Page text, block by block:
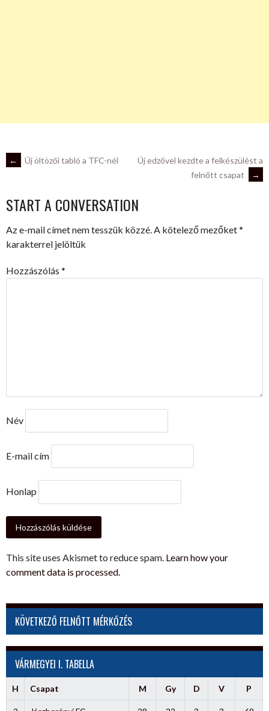
POST
NAVIGATION
← Új öltözői tabló a TFC-nél
Új edzővel kezdte a felkészülést a
felnőtt csapat
→
START A CONVERSATION
Az e-mail címet nem tesszük közzé.A kötelező mezőket*
karakterrel jelöltük
Hozzászólás *
Név
E-mail cím
Honlap
This site uses Akismet to reduce spam. Learn how your
comment data is processed.
KÖVETKEZŐ FELNŐTT MÉRKŐZÉS
VÁRMEGYEI I. TABELLA
H Csapat M Gy D V P